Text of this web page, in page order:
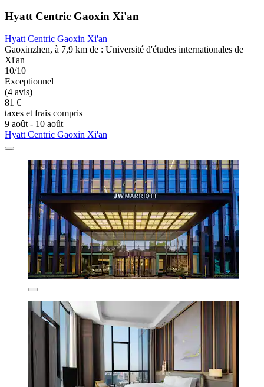
Hyatt Centric Gaoxin Xi'an
Hyatt Centric Gaoxin Xi'an
Gaoxinzhen, à 7,9 km de : Université d'études internationales de
Xi'an
10/10
Exceptionnel
(4 avis)
81 €
taxes et frais compris
9 août - 10 août
Hyatt Centric Gaoxin Xi'an